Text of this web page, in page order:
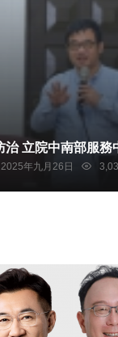
推廣褐根病防治 立院中
2025年九月26日